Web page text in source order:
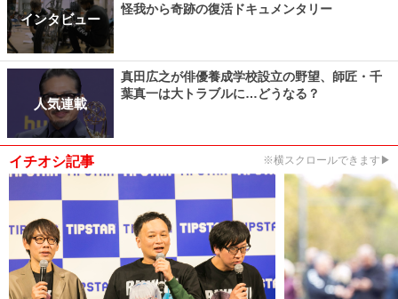
インタビュー
怪我から奇跡の復活ドキュメンタリー
人気連載
真田広之が俳優養成学校設立の野望、師匠・千
葉真一は大トラブルに…どうなる？
イチオシ記事 ※横スクロールできます▶